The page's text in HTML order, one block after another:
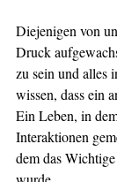
Diejenigen von
Druck
zu sein und alles
wissen, dass ein
Ein Leben, in
Interaktionen
dem das